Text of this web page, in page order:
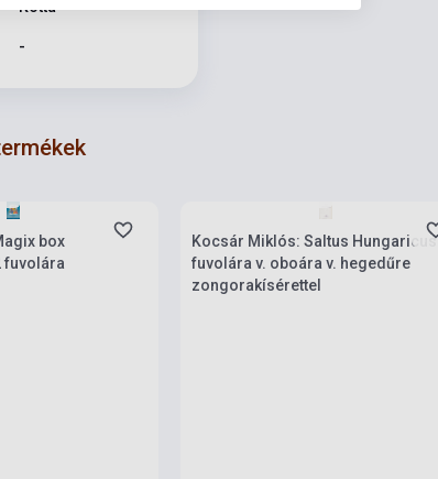
Kotta
-
box
2 fuvolára
Kocsár Miklós: Saltus Hungaricus
fuvolára v. oboára v. hegedűre
zongorakísérettel